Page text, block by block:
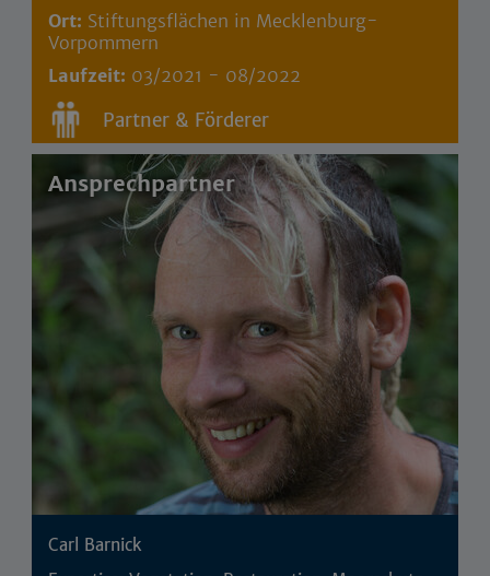
Ort: Stiftungsflächen in Mecklenburg-
Vorpommern
Laufzeit: 03/2021 - 08/2022
Partner & Förderer
Ansprechpartner
Carl Barnick